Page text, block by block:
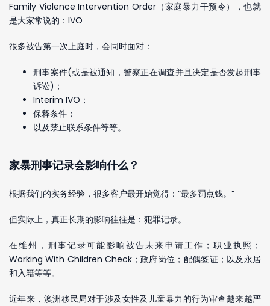
Family Violence Intervention Order（家庭暴力干预令），也就
是大家常说的：IVO
很多被告第一次上庭时，会同时面对：
刑事案件(或是被通知，警察正在调查并且决定是否发起刑事
诉讼)；
Interim IVO；
保释条件；
以及禁止联系条件等等。
家暴刑事记录会影响什么？
根据我们的实务经验，很多客户最开始觉得：“最多罚点钱。”
但实际上，真正长期的影响往往是：犯罪记录。
在维州，刑事记录可能影响被告未来申请工作；职业执照；
Working With Children Check；政府岗位；配偶签证；以及永居
和入籍等等。
近年来，澳洲移民局对于涉及女性及儿童暴力的行为审查越来越严